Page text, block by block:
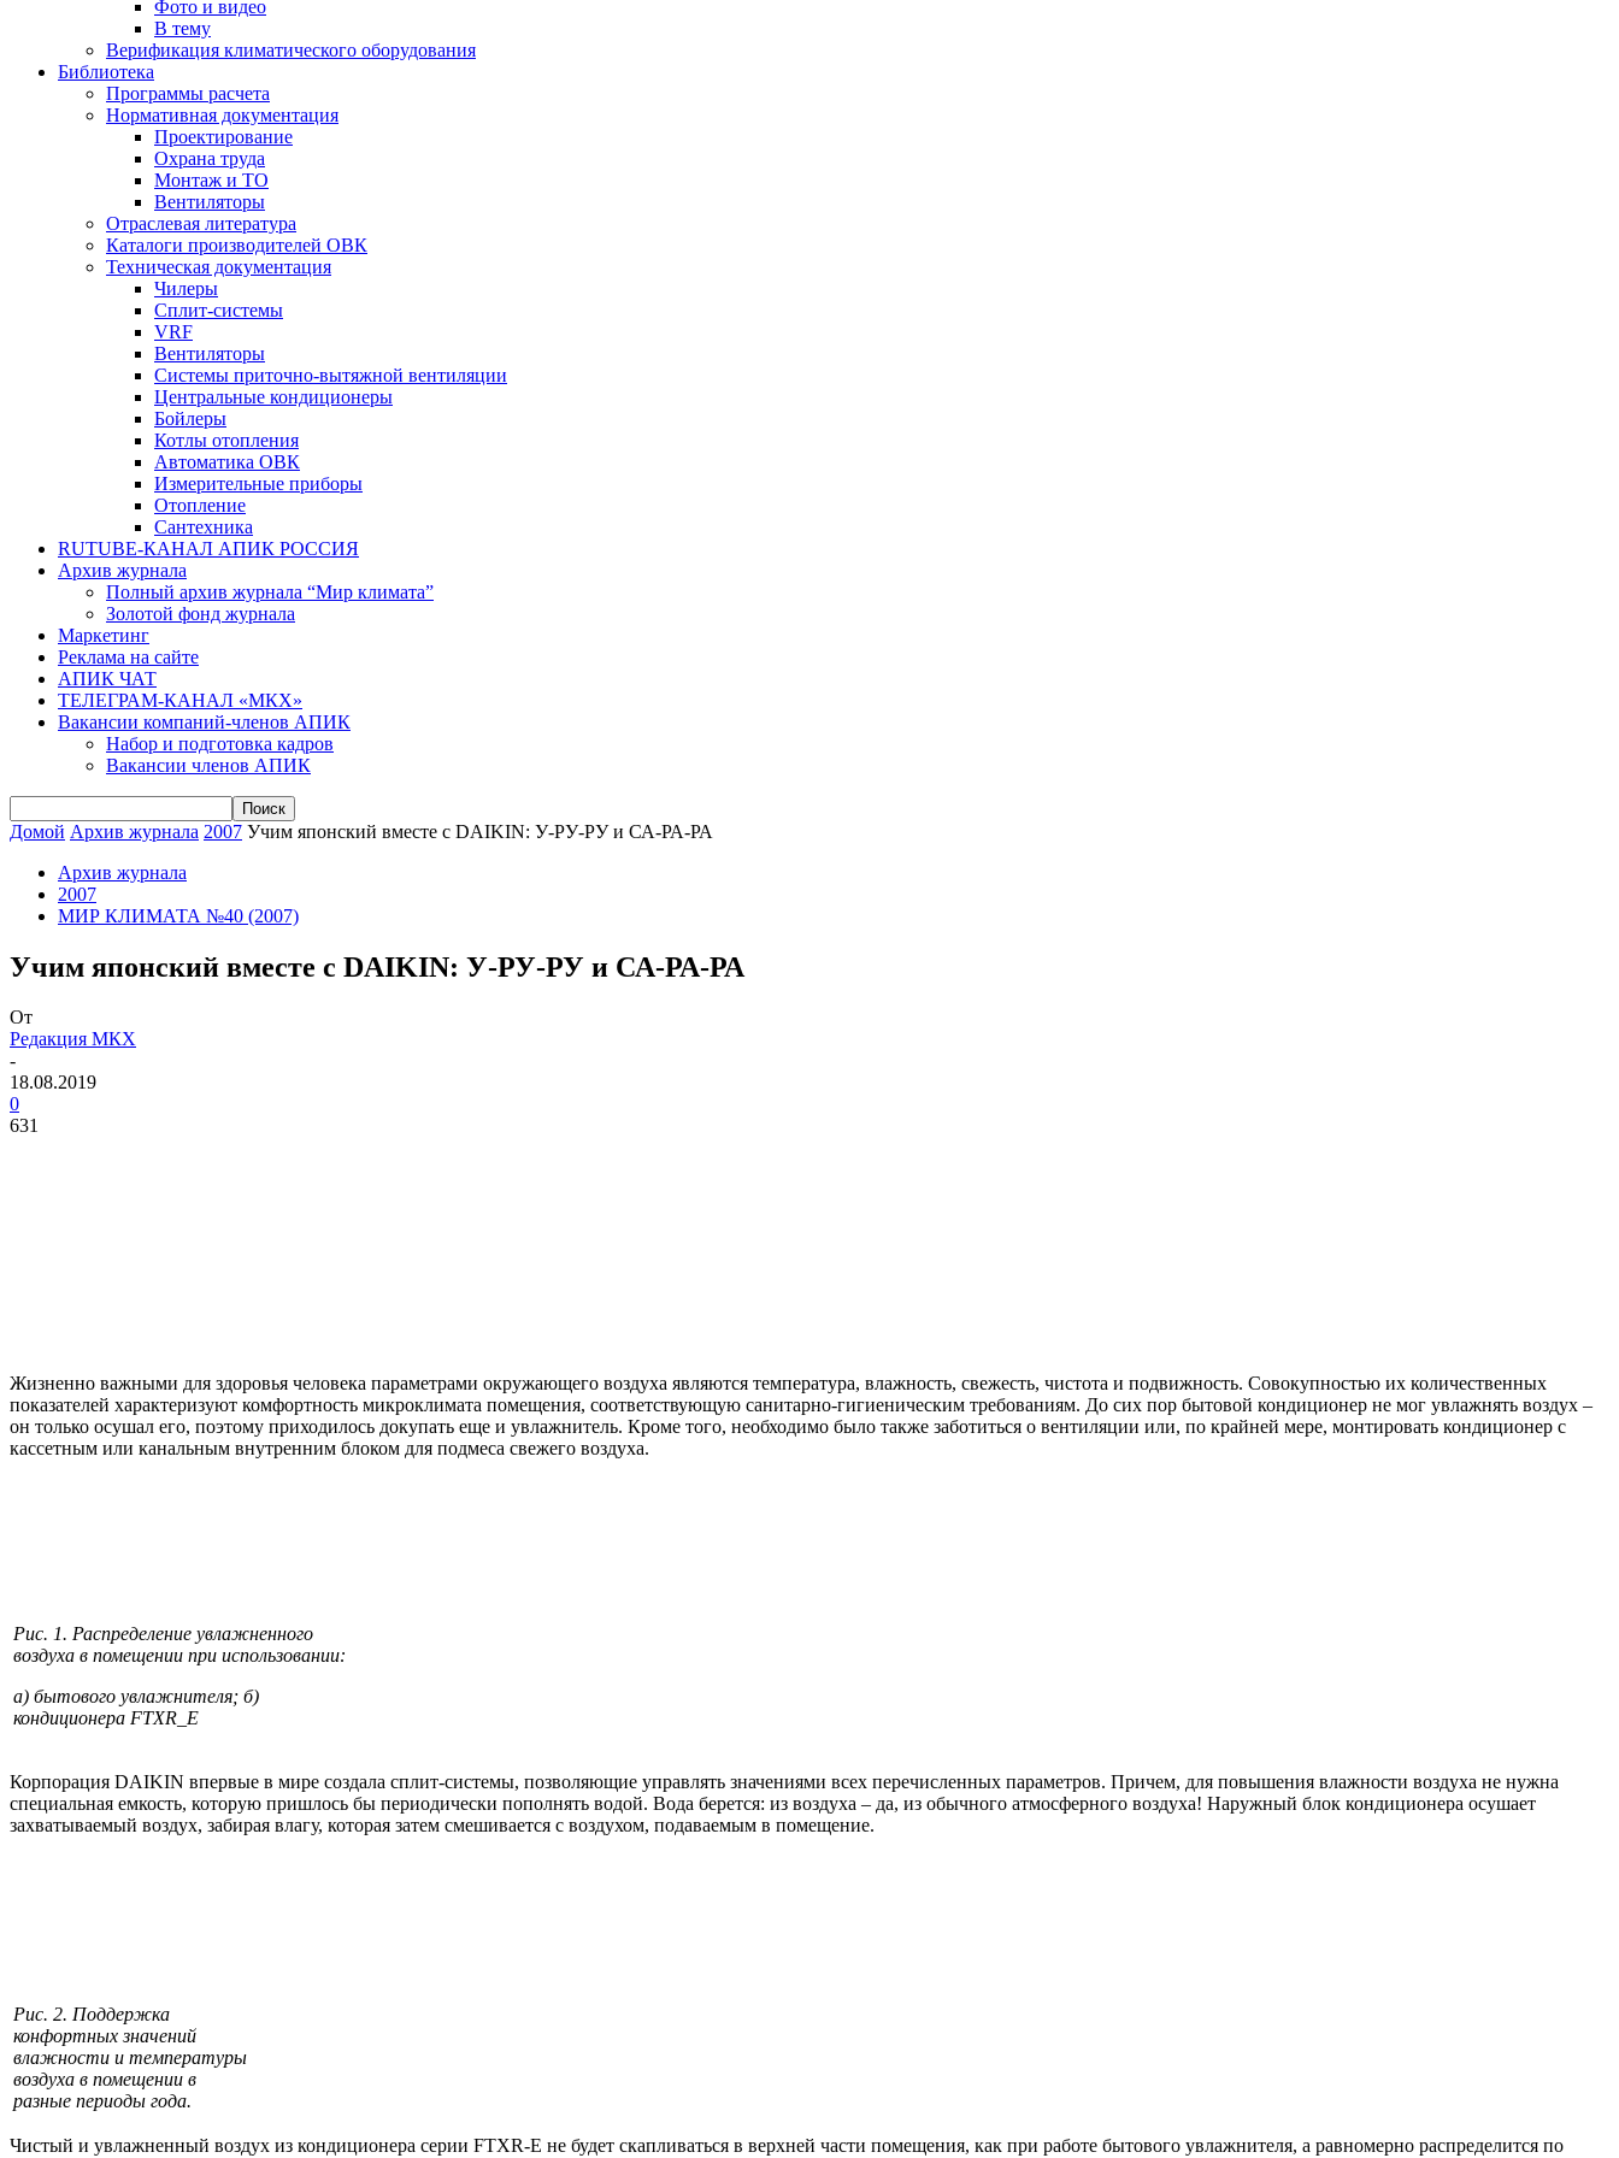
Фото и видео
В тему
Верификация климатического оборудования
Библиотека
Программы расчета
Нормативная документация
Проектирование
Охрана труда
Монтаж и ТО
Вентиляторы
Отраслевая литература
Каталоги производителей ОВК
Техническая документация
Чилеры
Сплит-системы
VRF
Вентиляторы
Системы приточно-вытяжной вентиляции
Центральные кондиционеры
Бойлеры
Котлы отопления
Автоматика ОВК
Измерительные приборы
Отопление
Сантехника
RUTUBE-КАНАЛ АПИК РОССИЯ
Архив журнала
Полный архив журнала “Мир климата”
Золотой фонд журнала
Маркетинг
Реклама на сайте
АПИК ЧАТ
ТЕЛЕГРАМ-КАНАЛ «МКХ»
Вакансии компаний-членов АПИК
Набор и подготовка кадров
Вакансии членов АПИК
Домой Архив журнала 2007 Учим японский вместе с DAIKIN: У-РУ-РУ и СА-РА-РА
Архив журнала
2007
МИР КЛИМАТА №40 (2007)
Учим японский вместе с DAIKIN: У-РУ-РУ и СА-РА-РА
От
Редакция МКХ
-
18.08.2019
0
631
Жизненно важными для здоровья человека параметрами окружающего воздуха являются температура, влажность, свежесть, чистота и подвижность. Совокупностью их количественных
показателей характеризуют комфортность микроклимата помещения, соответствующую санитарно-гигиеническим требованиям. До сих пор бытовой кондиционер не мог увлажнять воздух –
он только осушал его, поэтому приходилось докупать еще и увлажнитель. Кроме того, необходимо было также заботиться о вентиляции или, по крайней мере, монтировать кондиционер с
кассетным или канальным внутренним блоком для подмеса свежего воздуха.
Рис. 1. Распределение увлажненного
воздуха в помещении при использовании:
а) бытового увлажнителя; б)
кондиционера FTXR_E
Корпорация DAIKIN впервые в мире создала сплит-системы, позволяющие управлять значениями всех перечисленных параметров. Причем, для повышения влажности воздуха не нужна
специальная емкость, которую пришлось бы периодически пополнять водой. Вода берется: из воздуха – да, из обычного атмосферного воздуха! Наружный блок кондиционера осушает
захватываемый воздух, забирая влагу, которая затем смешивается с воздухом, подаваемым в помещение.
Рис. 2. Поддержка
конфортных значений
влажности и температуры
воздуха в помещении в
разные периоды года.
Чистый и увлажненный воздух из кондиционера серии FTXR-E не будет скапливаться в верхней части помещения, как при работе бытового увлажнителя, а равномерно распределится по